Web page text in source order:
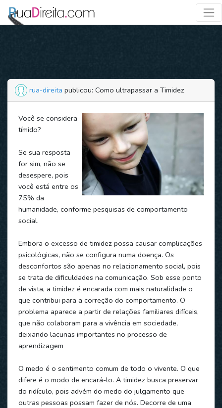
rua-direita publicou: Como ultrapassar a Timidez
Você se considera
tímido?
Se sua resposta
for sim, não se
desespere, pois
você está entre os
75% da
humanidade, conforme pesquisas de comportamento
social.
Embora o excesso de timidez possa causar complicações
psicológicas, não se configura numa doença. Os
desconfortos são apenas no relacionamento social, pois
se trata de dificuldades na comunicação. Sob esse ponto
de vista, a timidez é encarada com mais naturalidade o
que contribui para a correção do comportamento. O
problema aparece a partir de relações familiares difíceis,
que não colaboram para a vivência em sociedade,
deixando lacunas importantes no processo de
aprendizagem
O medo é o sentimento comum de todo o vivente. O que
difere é o modo de encará-lo. A timidez busca preservar
do ridículo, pois advém do medo do julgamento que
outras pessoas possam fazer de nós. Decorre de uma